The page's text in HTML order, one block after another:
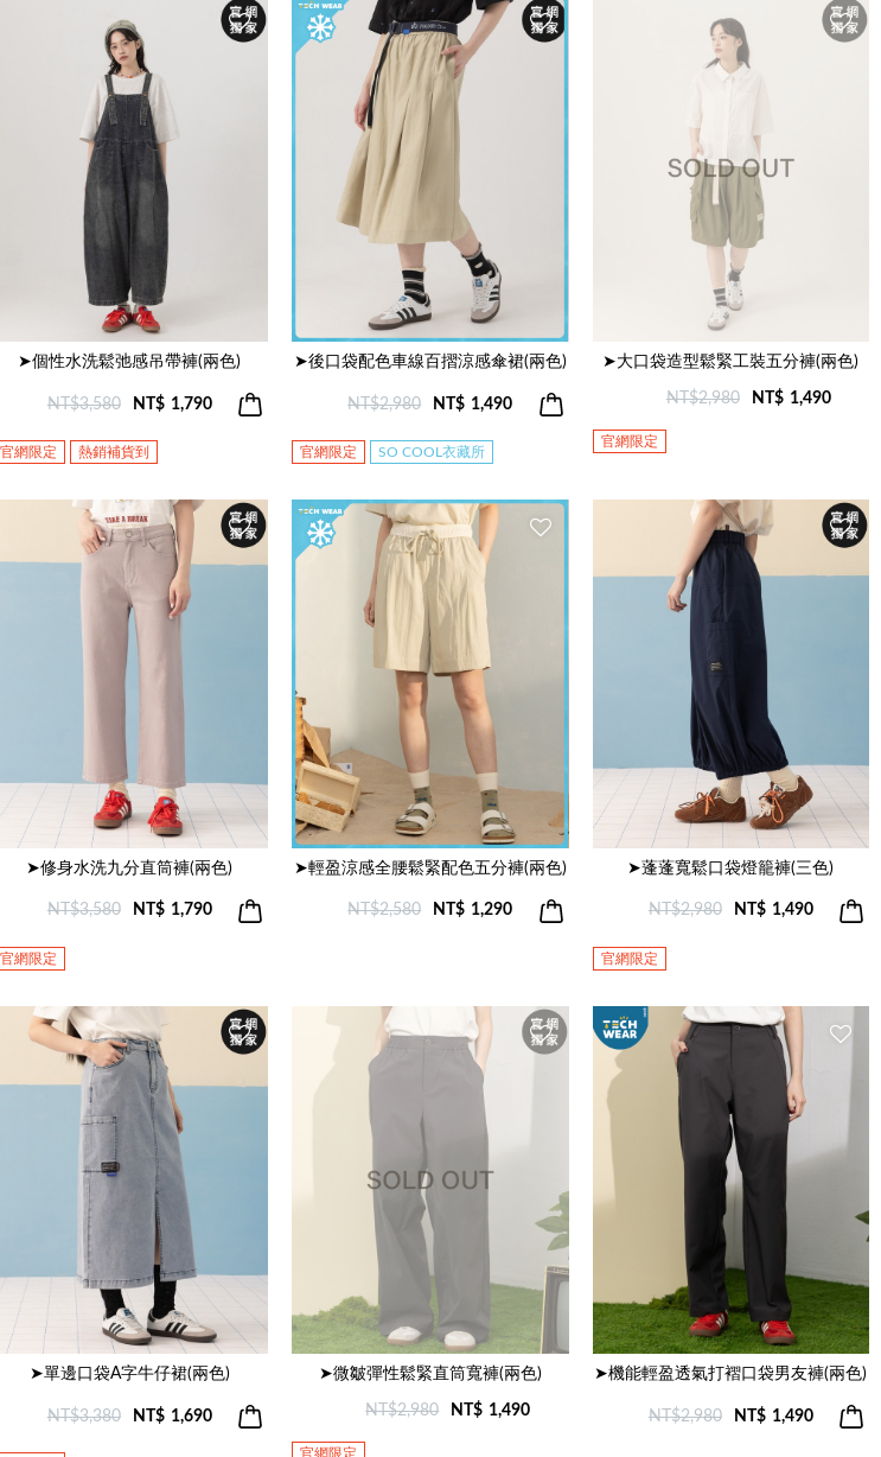
➤個性水洗鬆弛感吊帶褲(兩色)
NT$3,580 NT$ 1,790
官網限定 熱銷補貨到
➤後口袋配色車線百摺涼感傘裙(兩色)
NT$2,980 NT$ 1,490
官網限定 SO COOL衣藏所
➤大口袋造型鬆緊工裝五分褲(兩色)
NT$2,980 NT$ 1,490
官網限定
➤修身水洗九分直筒褲(兩色)
NT$3,580 NT$ 1,790
官網限定
➤輕盈涼感全腰鬆緊配色五分褲(兩色)
NT$2,580 NT$ 1,290
➤蓬蓬寬鬆口袋燈籠褲(三色)
NT$2,980 NT$ 1,490
官網限定
➤單邊口袋A字牛仔裙(兩色)
NT$3,380 NT$ 1,690
➤微皺彈性鬆緊直筒寬褲(兩色)
NT$2,980 NT$ 1,490
官網限定
➤機能輕盈透氣打褶口袋男友褲(兩色)
NT$2,980 NT$ 1,490